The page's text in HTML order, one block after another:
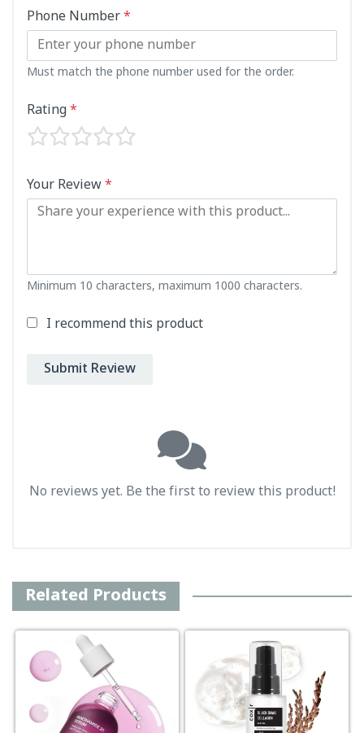
Phone Number*
Must match the phone number used for the order.
Rating*
Your Review*
Minimum 10 characters, maximum 1000 characters.
I recommend this product
Submit Review
No reviews yet. Be the first to review this product!
Related Products